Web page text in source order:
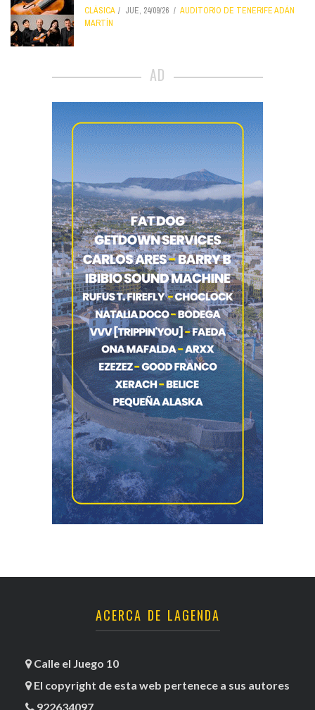
CLÁSICA JUE, 24/09/26
AUDITORIO DE TENERIFE ADÁN
MARTÍN
AD
ACERCA DE LAGENDA
Calle el Juego 10
El copyright de esta web pertenece a sus autores
922634097